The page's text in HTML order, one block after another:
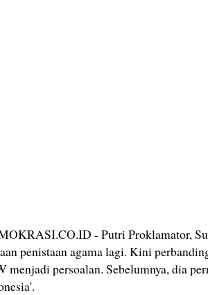
- Putri Proklamator,
penistaan agama lagi. Kini
menjadi persoalan. Sebelumnya, dia